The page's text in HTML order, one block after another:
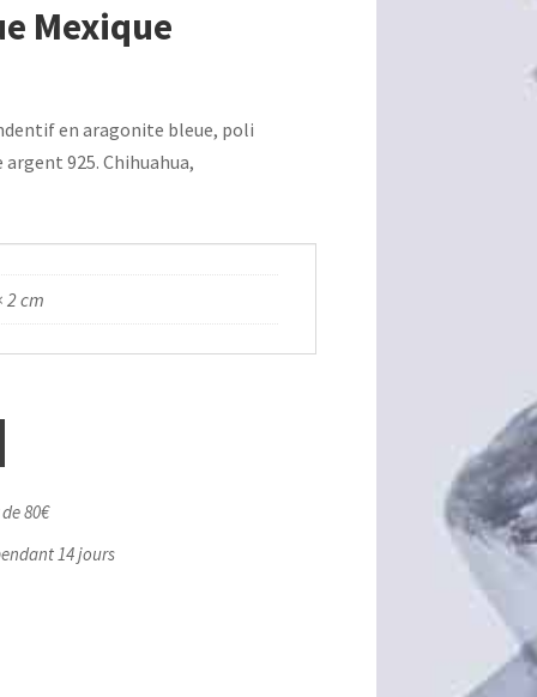
Mexique
en aragonite bleue, poli
925. Chihuahua,
2 cm
80€
14 jours